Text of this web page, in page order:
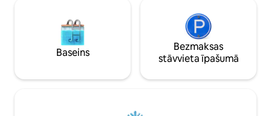
Baseins
Bezmaksas
stāvvieta īpašumā